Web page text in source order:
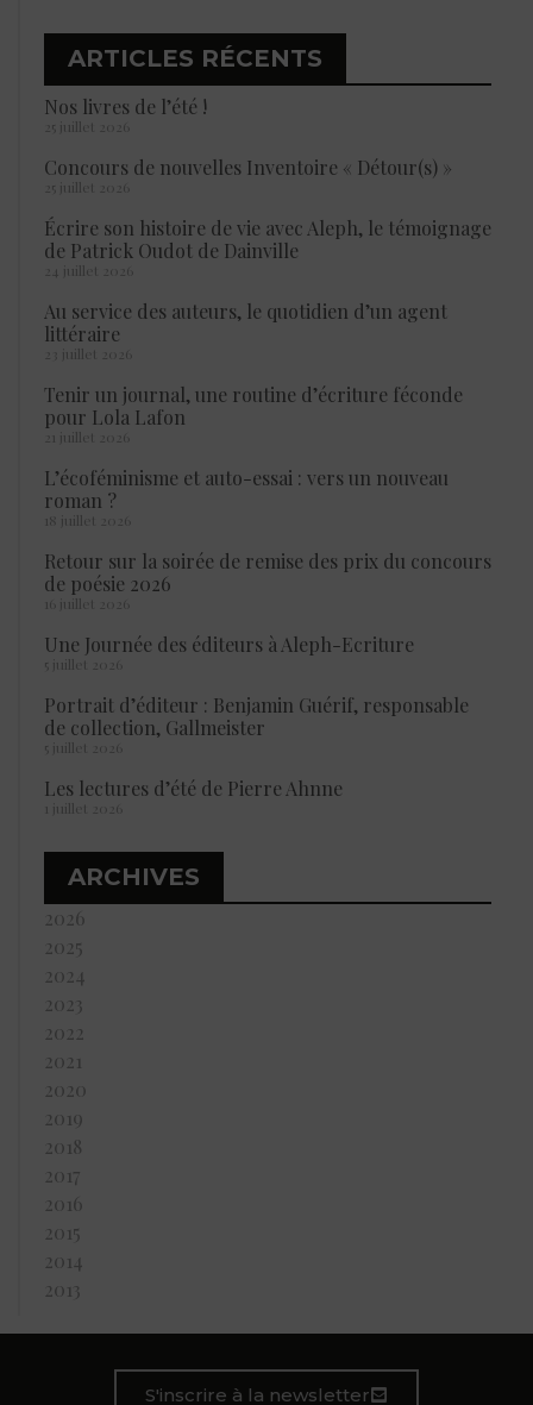
ARTICLES RÉCENTS
Nos livres de l’été !
25 juillet 2026
Concours de nouvelles Inventoire « Détour(s) »
25 juillet 2026
Écrire son histoire de vie avec Aleph, le témoignage
de Patrick Oudot de Dainville
24 juillet 2026
Au service des auteurs, le quotidien d’un agent
littéraire
23 juillet 2026
Tenir un journal, une routine d’écriture féconde
pour Lola Lafon
21 juillet 2026
L’écoféminisme et auto-essai : vers un nouveau
roman ?
18 juillet 2026
Retour sur la soirée de remise des prix du concours
de poésie 2026
16 juillet 2026
Une Journée des éditeurs à Aleph-Ecriture
5 juillet 2026
Portrait d’éditeur : Benjamin Guérif, responsable
de collection, Gallmeister
5 juillet 2026
Les lectures d’été de Pierre Ahnne
1 juillet 2026
ARCHIVES
2026
2025
2024
2023
2022
2021
2020
2019
2018
2017
2016
2015
2014
2013
S'inscrire à la newsletter